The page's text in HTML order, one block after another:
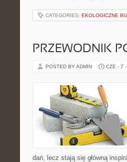
CATEGORIES: EKOLOGICZNE
PRZEWODNIK
POSTED BY ADMIN CZE - 7
dań, lecz stają się główną